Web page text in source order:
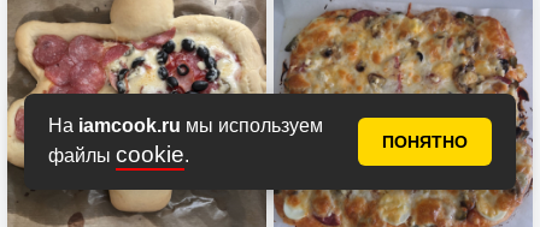
На iamcook.ru мы используем
файлы cookie.
ПОНЯТНО